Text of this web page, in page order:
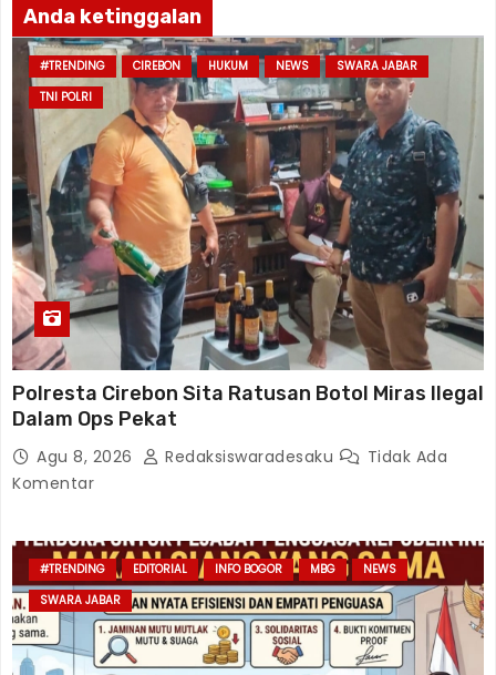
Anda ketinggalan
#TRENDING CIREBON HUKUM NEWS
SWARA JABAR
TNI POLRI
Polresta Cirebon Sita Ratusan Botol Miras Ilegal
Dalam Ops Pekat
Agu 8, 2026 Redaksiswaradesaku
Tidak Ada
Komentar
#TRENDING EDITORIAL INFO BOGOR MBG
NEWS
SWARA JABAR